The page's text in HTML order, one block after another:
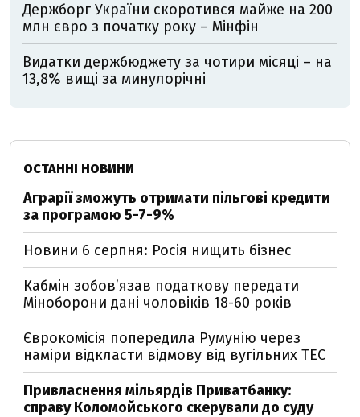
Держборг України скоротився майже на 200
млн євро з початку року – Мінфін
Видатки держбюджету за чотири місяці – на
13,8% вищі за минулорічні
ОСТАННІ НОВИНИ
Аграрії зможуть отримати пільгові кредити
за програмою 5-7-9%
Новини 6 серпня: Росія нищить бізнес
Кабмін зобовʼязав податкову передати
Міноборони дані чоловіків 18-60 років
Єврокомісія попередила Румунію через
наміри відкласти відмову від вугільних ТЕС
Привласнення мільярдів Приватбанку:
справу Коломойського скерували до суду